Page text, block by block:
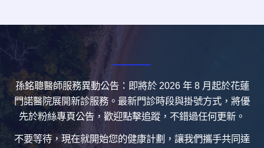
孫銘聰醫師服務異動公告：即將於 2026 年 8 月起於花蓮
門諾醫院展開新診服務。最新門診時段與掛號方式，將優
先於粉絲專頁公告，歡迎點擊追蹤，不錯過任何更新。
不要等待，現在就開始您的健康計劃，讓我們攜手共同達